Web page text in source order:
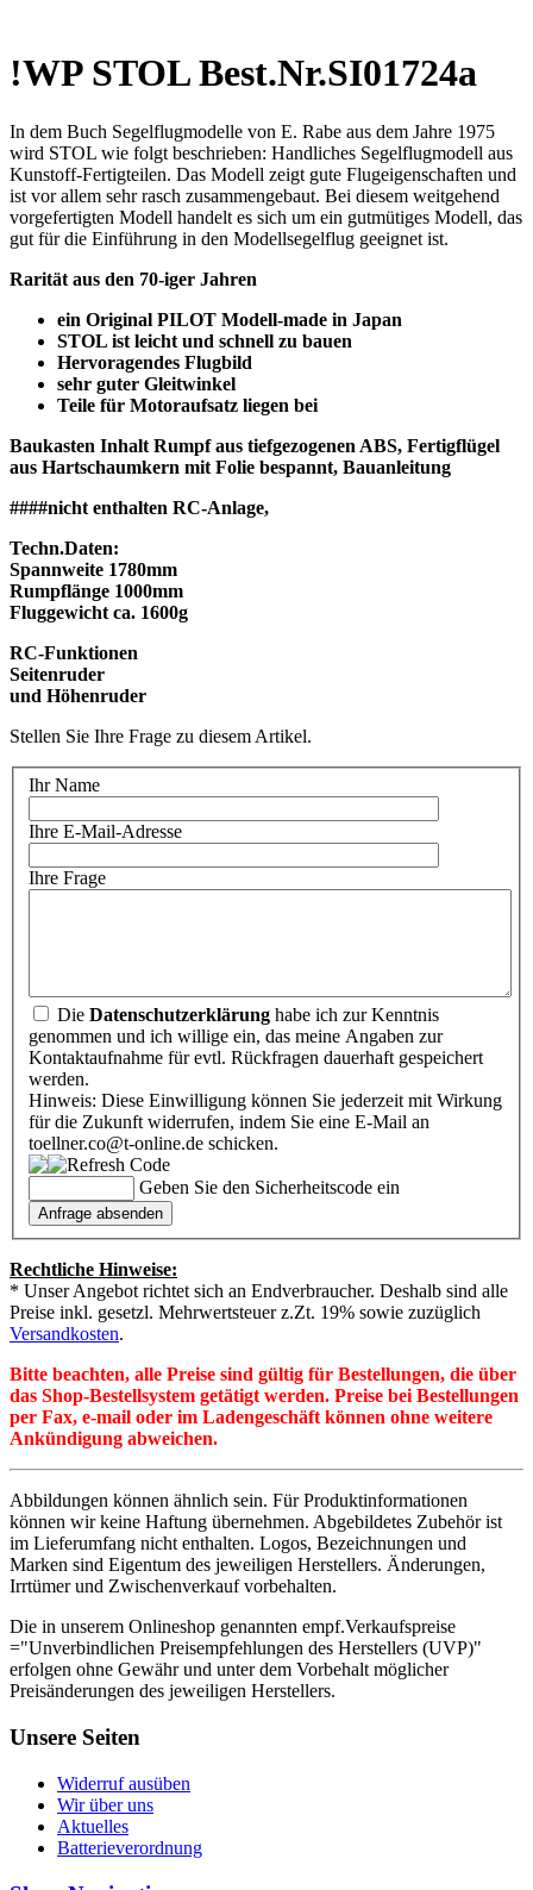
!WP STOL Best.Nr.SI01724a
In dem Buch Segelflugmodelle von E. Rabe aus dem Jahre 1975
wird STOL wie folgt beschrieben: Handliches Segelflugmodell aus
Kunstoff-Fertigteilen. Das Modell zeigt gute Flugeigenschaften und
ist vor allem sehr rasch zusammengebaut. Bei diesem weitgehend
vorgefertigten Modell handelt es sich um ein gutmütiges Modell, das
gut für die Einführung in den Modellsegelflug geeignet ist.
Rarität aus den 70-iger Jahren
ein Original PILOT Modell-made in Japan
STOL ist leicht und schnell zu bauen
Hervoragendes Flugbild
sehr guter Gleitwinkel
Teile für Motoraufsatz liegen bei
Baukasten Inhalt Rumpf aus tiefgezogenen ABS, Fertigflügel
aus Hartschaumkern mit Folie bespannt, Bauanleitung
####nicht enthalten RC-Anlage,
Techn.Daten:
Spannweite 1780mm
Rumpflänge 1000mm
Fluggewicht ca. 1600g
RC-Funktionen
Seitenruder
und Höhenruder
Stellen Sie Ihre Frage zu diesem Artikel.
Ihr Name
Ihre E-Mail-Adresse
Ihre Frage
Die Datenschutzerklärung habe ich zur Kenntnis
genommen und ich willige ein, das meine Angaben zur
Kontaktaufnahme für evtl. Rückfragen dauerhaft gespeichert
werden.
Hinweis: Diese Einwilligung können Sie jederzeit mit Wirkung
für die Zukunft widerrufen, indem Sie eine E-Mail an
toellner.co@t-online.de schicken.
Geben Sie den Sicherheitscode ein
Rechtliche Hinweise:
* Unser Angebot richtet sich an Endverbraucher. Deshalb sind alle
Preise inkl. gesetzl. Mehrwertsteuer z.Zt. 19% sowie zuzüglich
Versandkosten.
Bitte beachten, alle Preise sind gültig für Bestellungen, die über
das Shop-Bestellsystem getätigt werden. Preise bei Bestellungen
per Fax, e-mail oder im Ladengeschäft können ohne weitere
Ankündigung abweichen.
Abbildungen können ähnlich sein. Für Produktinformationen
können wir keine Haftung übernehmen. Abgebildetes Zubehör ist
im Lieferumfang nicht enthalten. Logos, Bezeichnungen und
Marken sind Eigentum des jeweiligen Herstellers. Änderungen,
Irrtümer und Zwischenverkauf vorbehalten.
Die in unserem Onlineshop genannten empf.Verkaufspreise
="Unverbindlichen Preisempfehlungen des Herstellers (UVP)"
erfolgen ohne Gewähr und unter dem Vorbehalt möglicher
Preisänderungen des jeweiligen Herstellers.
Unsere Seiten
Widerruf ausüben
Wir über uns
Aktuelles
Batterieverordnung